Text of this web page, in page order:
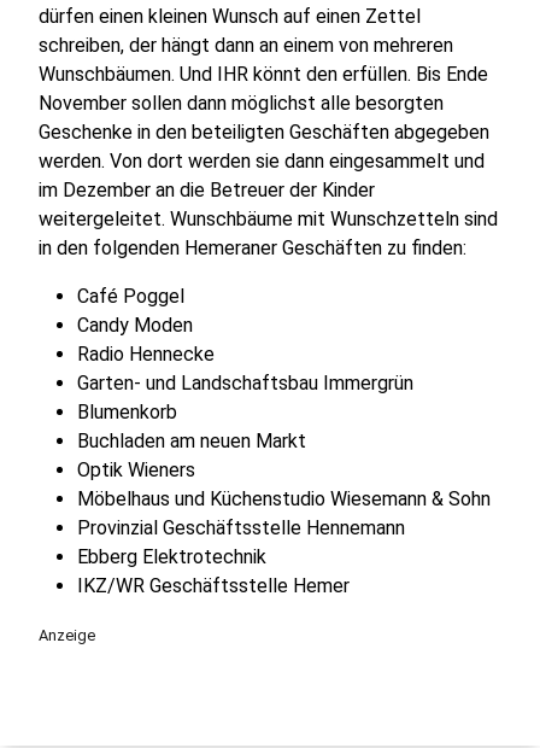
dürfen einen kleinen Wunsch auf einen Zettel
schreiben, der hängt dann an einem von mehreren
Wunschbäumen. Und IHR könnt den erfüllen. Bis Ende
November sollen dann möglichst alle besorgten
Geschenke in den beteiligten Geschäften abgegeben
werden. Von dort werden sie dann eingesammelt und
im Dezember an die Betreuer der Kinder
weitergeleitet. Wunschbäume mit Wunschzetteln sind
in den folgenden Hemeraner Geschäften zu finden:
Café Poggel
Candy Moden
Radio Hennecke
Garten- und Landschaftsbau Immergrün
Blumenkorb
Buchladen am neuen Markt
Optik Wieners
Möbelhaus und Küchenstudio Wiesemann & Sohn
Provinzial Geschäftsstelle Hennemann
Ebberg Elektrotechnik
IKZ/WR Geschäftsstelle Hemer
Anzeige